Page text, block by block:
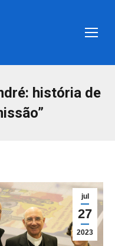
história de
jul
27
2023